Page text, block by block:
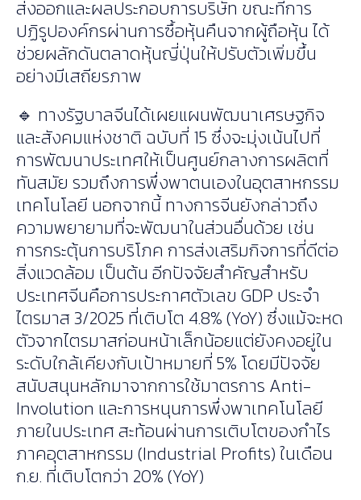
ส่งออกและผลประกอบการบริษัท ขณะที่การ
ปฏิรูปองค์กรผ่านการซื้อหุ้นคืนจากผู้ถือหุ้น ได้
ช่วยผลักดันตลาดหุ้นญี่ปุ่นให้ปรับตัวเพิ่มขึ้น
อย่างมีเสถียรภาพ
🔹 ทางรัฐบาลจีนได้เผยแผนพัฒนาเศรษฐกิจ
และสังคมแห่งชาติ ฉบับที่ 15 ซึ่งจะมุ่งเน้นไปที่
การพัฒนาประเทศให้เป็นศูนย์กลางการผลิตที่
ทันสมัย รวมถึงการพึ่งพาตนเองในอุตสาหกรรม
เทคโนโลยี นอกจากนี้ ทางการจีนยังกล่าวถึง
ความพยายามที่จะพัฒนาในส่วนอื่นด้วย เช่น
การกระตุ้นการบริโภค การส่งเสริมกิจการที่ดีต่อ
สิ่งแวดล้อม เป็นต้น อีกปัจจัยสำคัญสำหรับ
ประเทศจีนคือการประกาศตัวเลข GDP ประจำ
ไตรมาส 3/2025 ที่เติบโต 4.8% (YoY) ซึ่งแม้จะหด
ตัวจากไตรมาสก่อนหน้าเล็กน้อยแต่ยังคงอยู่ใน
ระดับใกล้เคียงกับเป้าหมายที่ 5% โดยมีปัจจัย
สนับสนุนหลักมาจากการใช้มาตรการ Anti-
Involution และการหนุนการพึ่งพาเทคโนโลยี
ภายในประเทศ สะท้อนผ่านการเติบโตของกำไร
ภาคอุตสาหกรรม (Industrial Profits) ในเดือน
ก.ย. ที่เติบโตกว่า 20% (YoY)